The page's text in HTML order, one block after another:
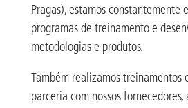
Pragas), estamos constantemente
programas de treinamento e
metodologias e produtos.
Também realizamos treinamentos
parceria com nossos